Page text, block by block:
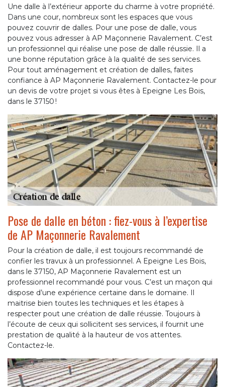
Une dalle à l’extérieur apporte du charme à votre propriété.
Dans une cour, nombreux sont les espaces que vous
pouvez couvrir de dalles. Pour une pose de dalle, vous
pouvez vous adresser à AP Maçonnerie Ravalement. C’est
un professionnel qui réalise une pose de dalle réussie. Il a
une bonne réputation grâce à la qualité de ses services.
Pour tout aménagement et création de dalles, faites
confiance à AP Maçonnerie Ravalement. Contactez-le pour
un devis de votre projet si vous êtes à Epeigne Les Bois,
dans le 37150 !
Pose de dalle en béton : fiez-vous à l’expertise
de AP Maçonnerie Ravalement
Pour la création de dalle, il est toujours recommandé de
confier les travux à un professionnel. A Epeigne Les Bois,
dans le 37150, AP Maçonnerie Ravalement est un
professionnel recommandé pour vous. C’est un maçon qui
dispose d’une expérience certaine dans le domaine. Il
maitrise bien toutes les techniques et les étapes à
respecter pout une création de dalle réussie. Toujours à
l’écoute de ceux qui sollicitent ses services, il fournit une
prestation de qualité à la hauteur de vos attentes.
Contactez-le.